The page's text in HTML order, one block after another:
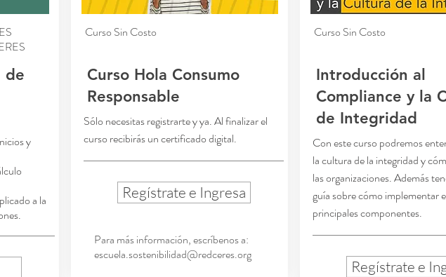
de
y
a la
Curso Sin Costo
Curso Hola Consumo
Responsable
Sólo necesitas registrarte y ya. Al finalizar el
curso recibirás un certificado digital.
Regístrate e Ingresa
Para más información, escríbenos a:
escuela.sostenibilidad@redceres.org
Curso Sin Costo
Introducción al
Compliance y la
de Integridad
Con este curso podremos
la cultura de la integridad y
las organizaciones. Además
guía sobre cómo implementar
principales componentes.
Regístrate e